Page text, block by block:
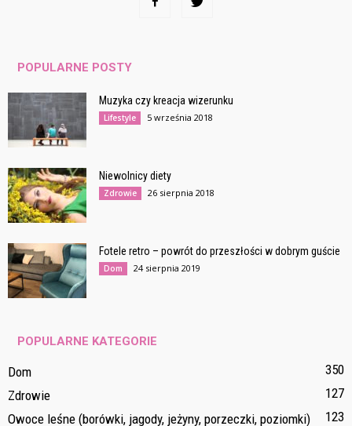
POPULARNE POSTY
Muzyka czy kreacja wizerunku
Lifestyle 5 września 2018
Niewolnicy diety
Zdrowie 26 sierpnia 2018
Fotele retro – powrót do przeszłości w dobrym guście
Dom 24 sierpnia 2019
POPULARNE KATEGORIE
Dom
350
Zdrowie
127
Owoce leśne (borówki, jagody, jeżyny, porzeczki, poziomki)
123